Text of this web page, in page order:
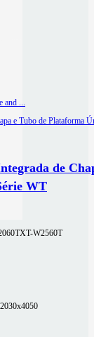
de
WT
XT-W2560T
2030x4050